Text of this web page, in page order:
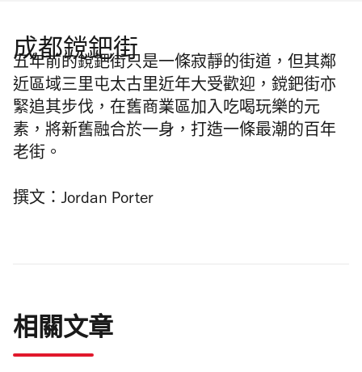
成都鎲鈀街
五年前的鎲鈀街只是一條寂靜的街道，但其鄰
近區域三里屯太古里近年大受歡迎，鎲鈀街亦
緊追其步伐，在舊商業區加入吃喝玩樂的元
素，將新舊融合於一身，打造一條最潮的百年
老街。
撰文：Jordan Porter
相關文章